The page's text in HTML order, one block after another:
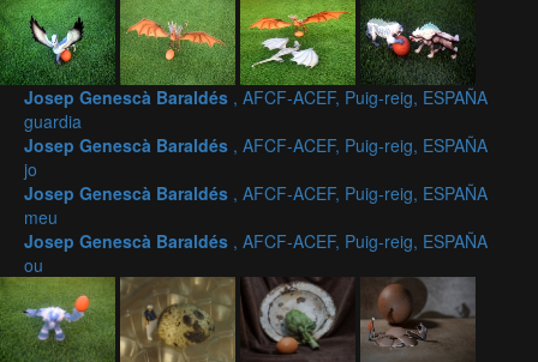
Josep Genescà Baraldés , AFCF-ACEF, Puig-reig, ESPAÑA
guardia
Josep Genescà Baraldés , AFCF-ACEF, Puig-reig, ESPAÑA
jo
Josep Genescà Baraldés , AFCF-ACEF, Puig-reig, ESPAÑA
meu
Josep Genescà Baraldés , AFCF-ACEF, Puig-reig, ESPAÑA
ou